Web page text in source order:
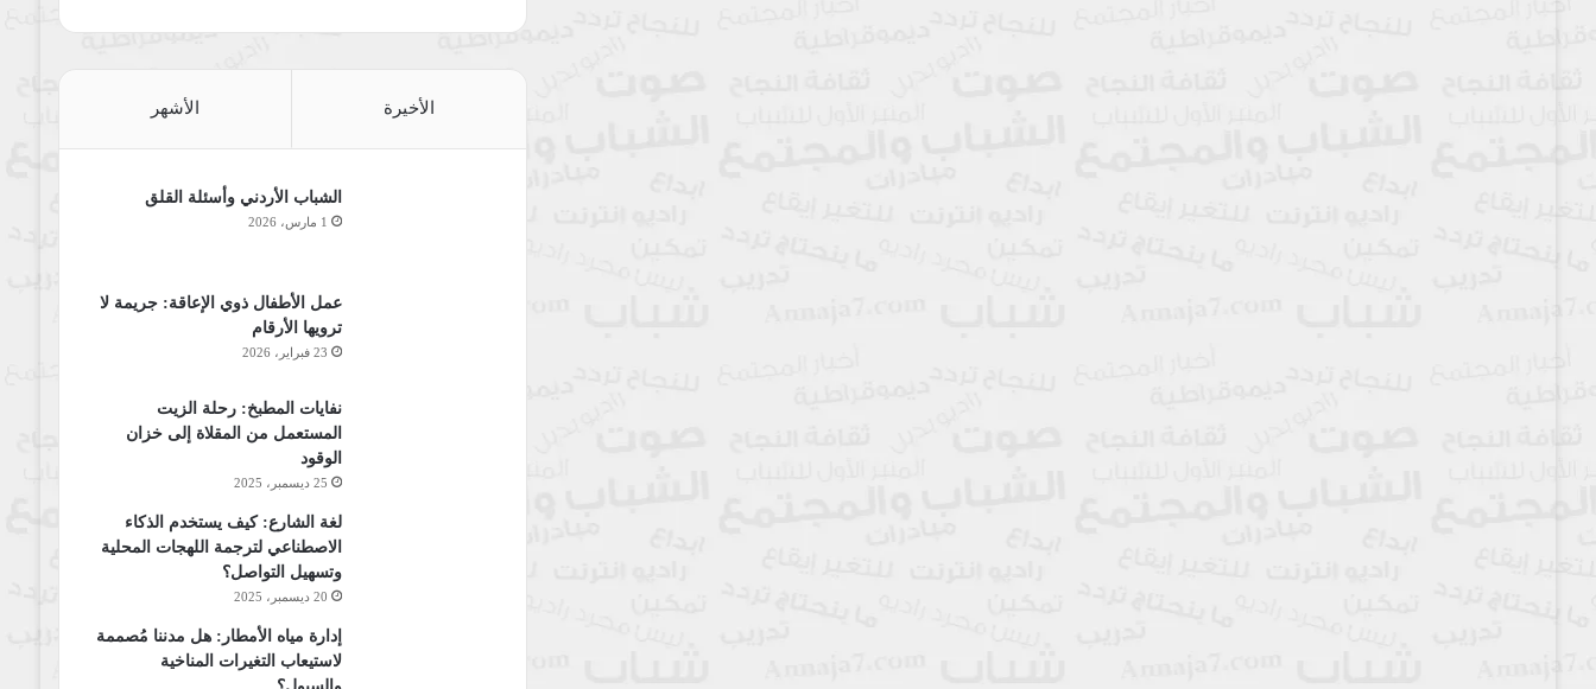
الأخيرة الأشهر
الشباب الأردني وأسئلة القلق
1 مارس، 2026
عمل الأطفال ذوي الإعاقة: جريمة لا
ترويها الأرقام
23 فبراير، 2026
نفايات المطبخ: رحلة الزيت
المستعمل من المقلاة إلى خزان
الوقود
25 ديسمبر، 2025
لغة الشارع: كيف يستخدم الذكاء
الاصطناعي لترجمة اللهجات المحلية
وتسهيل التواصل؟
20 ديسمبر، 2025
إدارة مياه الأمطار: هل مدننا مُصممة
لاستيعاب التغيرات المناخية